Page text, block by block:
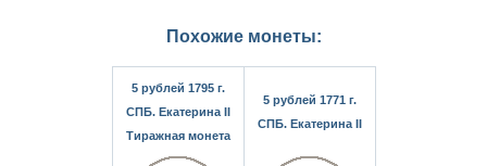
Похожие монеты:
5 рублей 1795 г.
СПБ. Екатерина II
Тиражная монета
5 рублей 1771 г.
СПБ. Екатерина II